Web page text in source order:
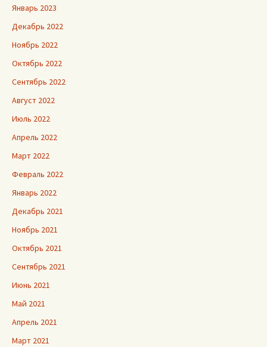
Январь 2023
Декабрь 2022
Ноябрь 2022
Октябрь 2022
Сентябрь 2022
Август 2022
Июль 2022
Апрель 2022
Март 2022
Февраль 2022
Январь 2022
Декабрь 2021
Ноябрь 2021
Октябрь 2021
Сентябрь 2021
Июнь 2021
Май 2021
Апрель 2021
Март 2021